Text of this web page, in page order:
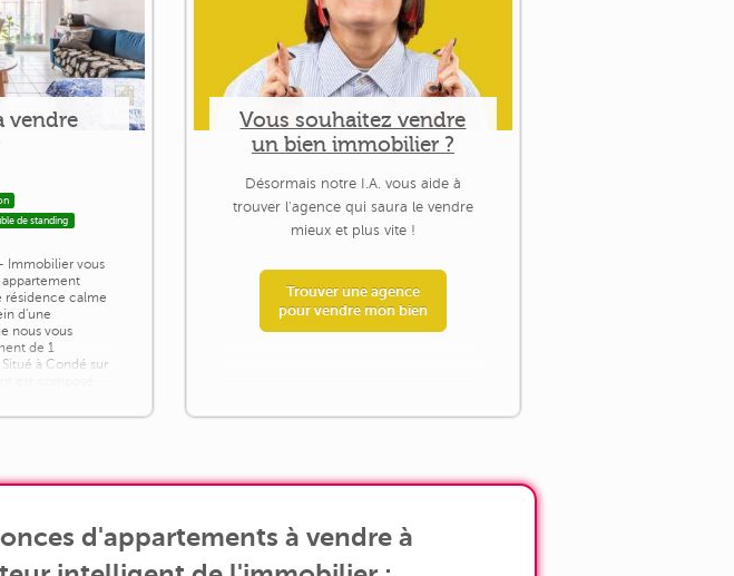
vendre
de standing
Immobilier vous
résidence calme
d'une
nous vous
de 1
à Condé sur
à manger de
Vous souhaitez vendre
un bien immobilier ?
Désormais notre I.A. vous aide à
trouver l'agence qui saura le vendre
mieux et plus vite !
Trouver une agence
pour vendre mon bien
d'appartements à vendre à